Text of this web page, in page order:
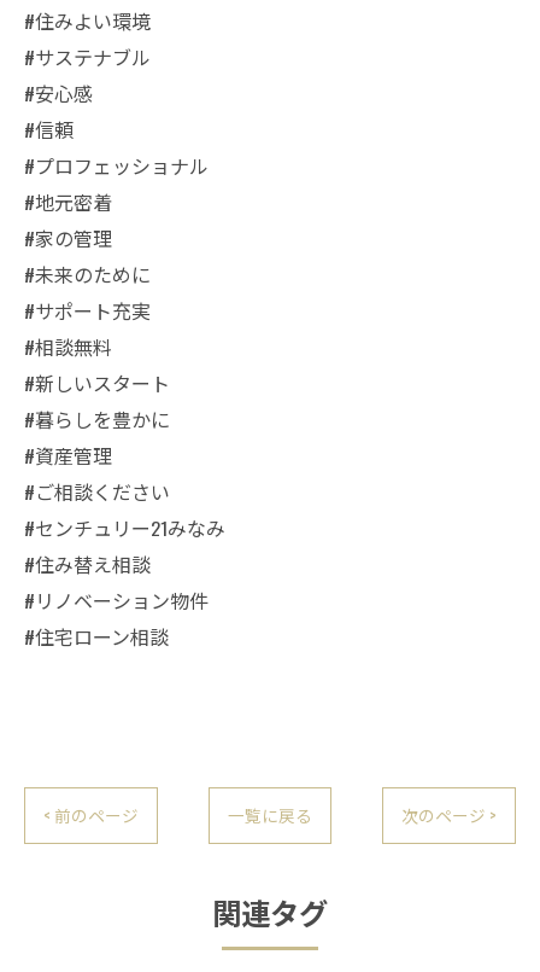
#住みよい環境
#サステナブル
#安心感
#信頼
#プロフェッショナル
#地元密着
#家の管理
#未来のために
#サポート充実
#相談無料
#新しいスタート
#暮らしを豊かに
#資産管理
#ご相談ください
#センチュリー21みなみ
#住み替え相談
#リノベーション物件
#住宅ローン相談
< 前のページ 一覧に戻る 次のページ >
関連タグ